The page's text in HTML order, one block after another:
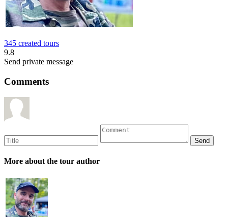
345 created tours
9.8
Send private message
Comments
More about the tour author